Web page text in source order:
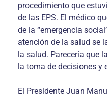
procedimiento que
de las EPS. El médico
de la “emergencia
atención de la salud se
la salud. Parecería que
la toma de decisiones y
El Presidente Juan